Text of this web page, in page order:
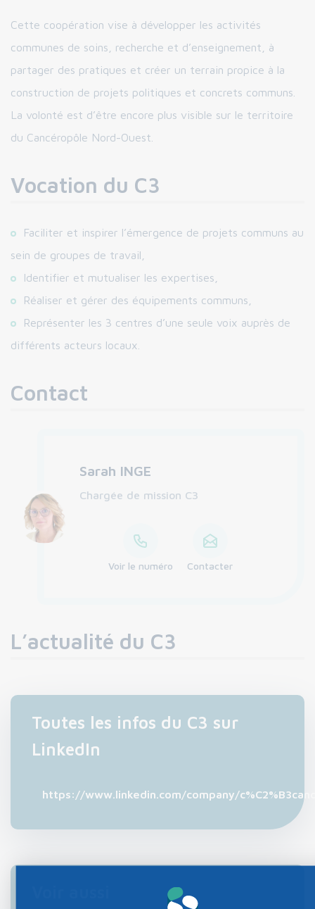
Cette coopération vise à développer les activités
communes de soins, recherche et d’enseignement, à
partager des pratiques et créer un terrain propice à la
construction de projets politiques et concrets communs.
La volonté est d’être encore plus visible sur le territoire
du Cancéropôle Nord-Ouest.
Vocation du C3
Faciliter et inspirer l’émergence de projets communs au
sein de groupes de travail,
Identifier et mutualiser les expertises,
Réaliser et gérer des équipements communs,
Représenter les 3 centres d’une seule voix auprès de
différents acteurs locaux.
Contact
Sarah INGE
Chargée de mission C3
Voir le numéro Contacter
L’actualité du C3
Toutes les infos du C3 sur
LinkedIn
https://www.linkedin.com/company/